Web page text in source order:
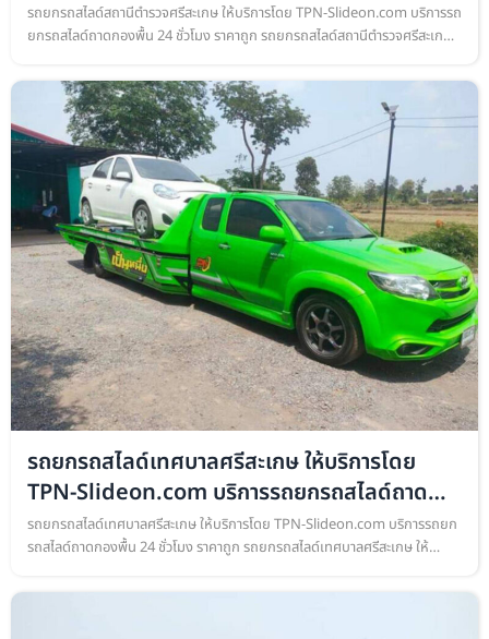
กอง
รถยกรถสไลด์สถานีตำรวจศรีสะเกษ ให้บริการโดย TPN-Slideon.com บริการรถ
ยกรถสไลด์ถาดกองพื้น 24 ชั่วโมง ราคาถูก รถยกรถสไลด์สถานีตำรวจศรีสะเกษ
รถยกรถสไลด์เทศบาลศรีสะเกษ ให้บริการโดย
TPN-Slideon.com บริการรถยกรถสไลด์ถาด
กอง
รถยกรถสไลด์เทศบาลศรีสะเกษ ให้บริการโดย TPN-Slideon.com บริการรถยก
รถสไลด์ถาดกองพื้น 24 ชั่วโมง ราคาถูก รถยกรถสไลด์เทศบาลศรีสะเกษ ให้
รถยน…